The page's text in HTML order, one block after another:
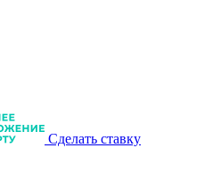
Сделать ставку